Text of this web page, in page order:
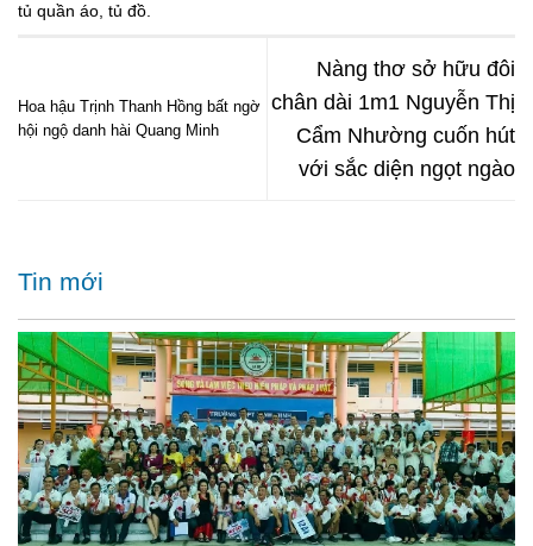
tủ quần áo tủ đồ
Hoa hậu Trịnh Thanh Hồng bất ngờ
hội ngộ danh hài Quang Minh
Nàng thơ sở hữu đôi
chân dài 1m1 Nguyễn Thị
Cẩm Nhường cuốn hút
với sắc diện ngọt ngào
Tin mới